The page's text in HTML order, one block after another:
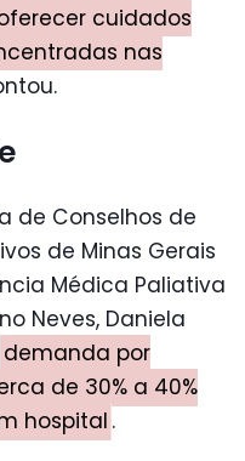
cuidados
nas
de Conselhos de
de Minas Gerais
Médica Paliativa
Neves, Daniela
demanda por
de 30% a 40%
hospital .